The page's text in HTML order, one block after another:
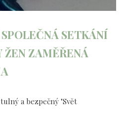
SETKÁNÍ
ŽEN ZAMĚŘENÁ
a bezpečný "Svět